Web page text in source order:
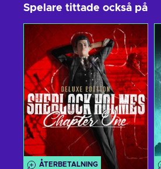
Spelare tittade också på
ÅTERBETALNING